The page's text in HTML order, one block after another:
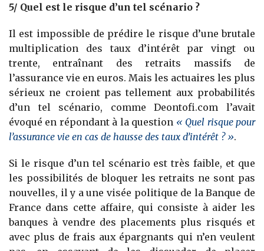
5/ Quel est le risque d’un tel scénario ?
Il est impossible de prédire le risque d’une brutale
multiplication des taux d’intérêt par vingt ou
trente, entraînant des retraits massifs de
l’assurance vie en euros. Mais les actuaires les plus
sérieux ne croient pas tellement aux probabilités
d’un tel scénario, comme Deontofi.com l’avait
évoqué en répondant à la question « Quel risque pour
l’assurance vie en cas de hausse des taux d’intérêt ? ».
Si le risque d’un tel scénario est très faible, et que
les possibilités de bloquer les retraits ne sont pas
nouvelles, il y a une visée politique de la Banque de
France dans cette affaire, qui consiste à aider les
banques à vendre des placements plus risqués et
avec plus de frais aux épargnants qui n’en veulent